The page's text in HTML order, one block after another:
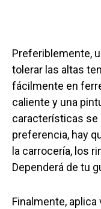
Preferiblemente,
tolerar las altas
fácilmente en
caliente y una
características se
preferencia, hay
la carrocería, los
Dependerá de tu
Finalmente, aplica